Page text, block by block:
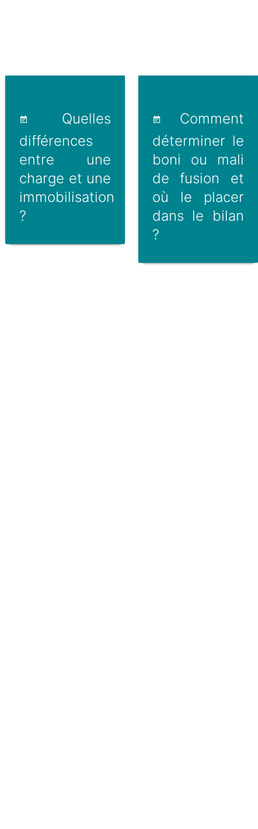
Quelles
différences
entre une
charge et une
immobilisation
?
Comment
déterminer le
boni ou mali
de fusion et
où le placer
dans le bilan
?